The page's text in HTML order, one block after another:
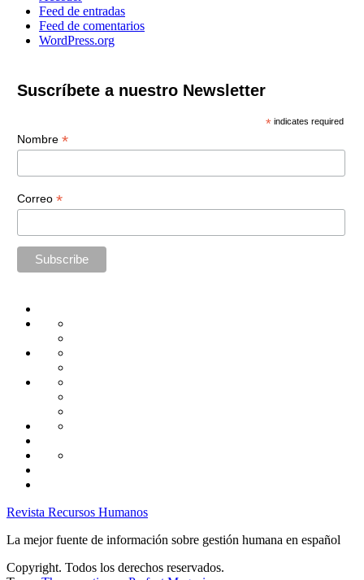
Feed de entradas
Feed de comentarios
WordPress.org
Suscríbete a nuestro Newsletter
* indicates required
Nombre *
Correo *
Administración
Capacitación
Desarrollo
Gestión
Laborales
Selección
Revista Recursos Humanos
La mejor fuente de información sobre gestión humana en español
Copyright. Todos los derechos reservados.